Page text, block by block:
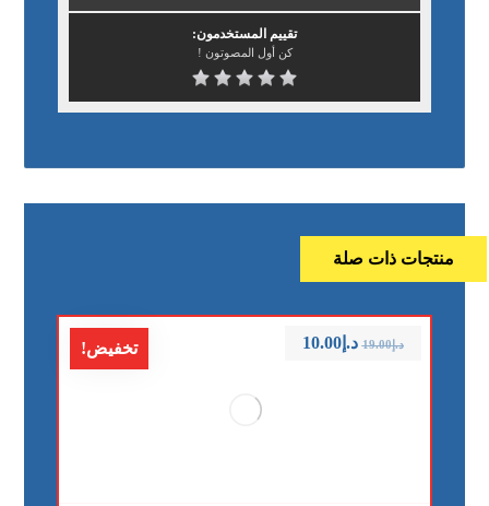
تقييم المستخدمون:
كن أول المصوتون !
منتجات ذات صلة
تخفيض! د.إ19.00 د.إ10.00